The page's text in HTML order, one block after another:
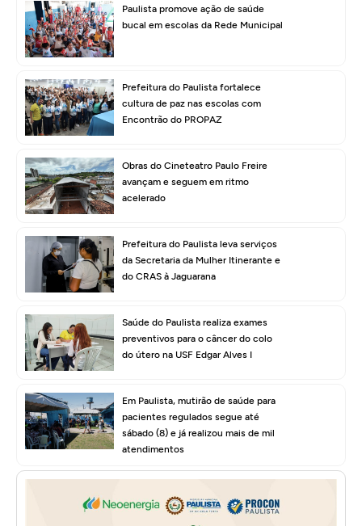
Paulista promove ação de saúde
bucal em escolas da Rede Municipal
Prefeitura do Paulista fortalece
cultura de paz nas escolas com
Encontrão do PROPAZ
Obras do Cineteatro Paulo Freire
avançam e seguem em ritmo
acelerado
Prefeitura do Paulista leva serviços
da Secretaria da Mulher Itinerante e
do CRAS à Jaguarana
Saúde do Paulista realiza exames
preventivos para o câncer do colo
do útero na USF Edgar Alves I
Em Paulista, mutirão de saúde para
pacientes regulados segue até
sábado (8) e já realizou mais de mil
atendimentos